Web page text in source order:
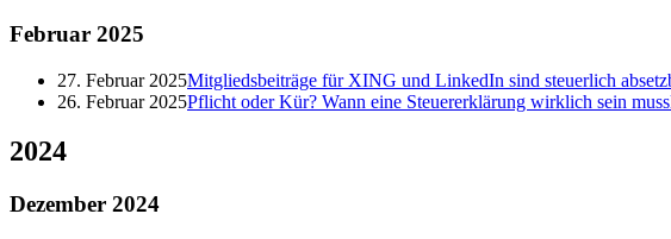
Februar 2025
27. Februar 2025Mitgliedsbeiträge für XING und LinkedIn sind steuerlich
26. Februar 2025Pflicht oder Kür? Wann eine Steuererklärung wirklich sein muss
2024
Dezember 2024